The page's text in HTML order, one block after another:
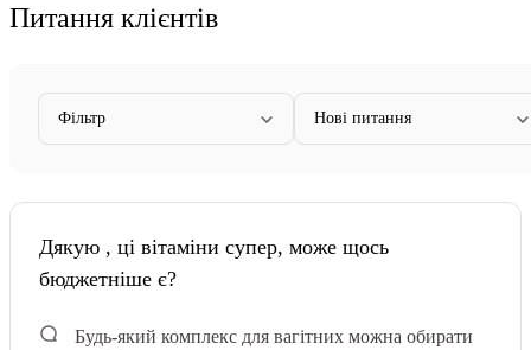
Питання клієнтів
Фільтр Нові питання
Дякую , ці вітаміни супер, може щось
бюджетніше є?
Будь-який комплекс для вагітних можна обирати